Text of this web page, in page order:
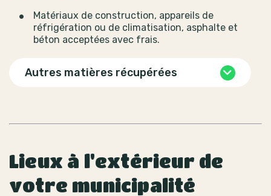
Matériaux de construction, appareils de
réfrigération ou de climatisation, asphalte et
béton acceptées avec frais.
Autres matières récupérées
Lieux à l'extérieur de
votre municipalité